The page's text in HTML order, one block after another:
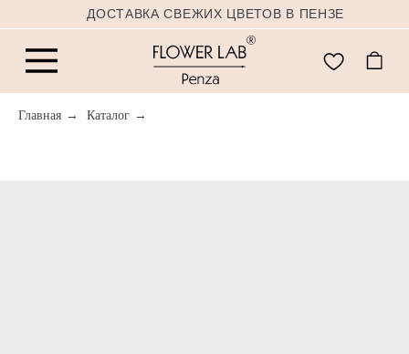
ДОСТАВКА СВЕЖИХ ЦВЕТОВ В ПЕНЗЕ
Главная → Каталог →